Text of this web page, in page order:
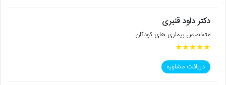
دکتر داود قنبری
متخصص بیماری های کودکان
★
★
★
★
★
دریافت مشاوره